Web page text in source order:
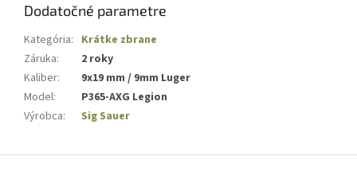
Dodatočné parametre
Kategória: Krátke zbrane
Záruka:
2 roky
Kaliber:
9x19 mm / 9mm Luger
Model:
P365-AXG Legion
Výrobca: Sig Sauer